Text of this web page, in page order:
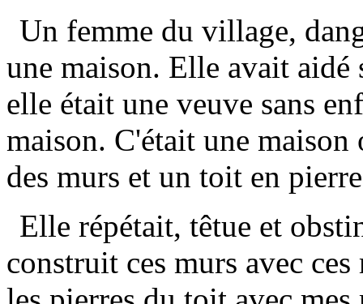
Un femme du village,
une maison. Elle avait
elle était une veuve sans
maison. C'était une
des murs et un toit en
Elle répétait, têtue et
construit ces murs avec